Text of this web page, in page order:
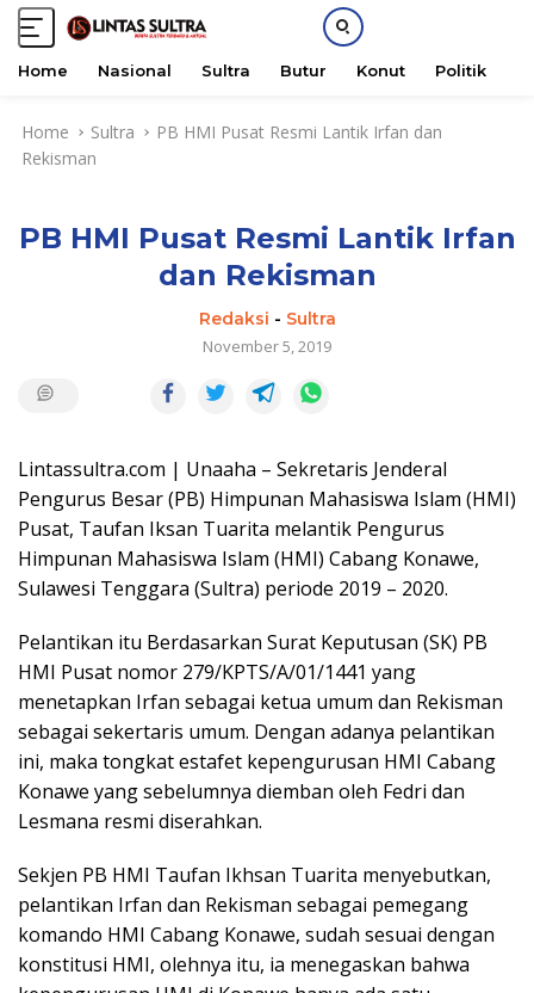
Home Nasional Sultra Butur Konut Politik
Home Sultra
PB HMI Pusat Resmi Lantik Irfan dan
Rekisman
PB HMI Pusat Resmi Lantik Irfan
dan Rekisman
Redaksi - Sultra
November 5, 2019
Lintassultra.com | Unaaha – Sekretaris Jenderal
Pengurus Besar (PB) Himpunan Mahasiswa Islam (HMI)
Pusat, Taufan Iksan Tuarita melantik Pengurus
Himpunan Mahasiswa Islam (HMI) Cabang Konawe,
Sulawesi Tenggara (Sultra) periode 2019 – 2020.
Pelantikan itu Berdasarkan Surat Keputusan (SK) PB
HMI Pusat nomor 279/KPTS/A/01/1441 yang
menetapkan Irfan sebagai ketua umum dan Rekisman
sebagai sekertaris umum. Dengan adanya pelantikan
ini, maka tongkat estafet kepengurusan HMI Cabang
Konawe yang sebelumnya diemban oleh Fedri dan
Lesmana resmi diserahkan.
Sekjen PB HMI Taufan Ikhsan Tuarita menyebutkan,
pelantikan Irfan dan Rekisman sebagai pemegang
komando HMI Cabang Konawe, sudah sesuai dengan
konstitusi HMI, olehnya itu, ia menegaskan bahwa